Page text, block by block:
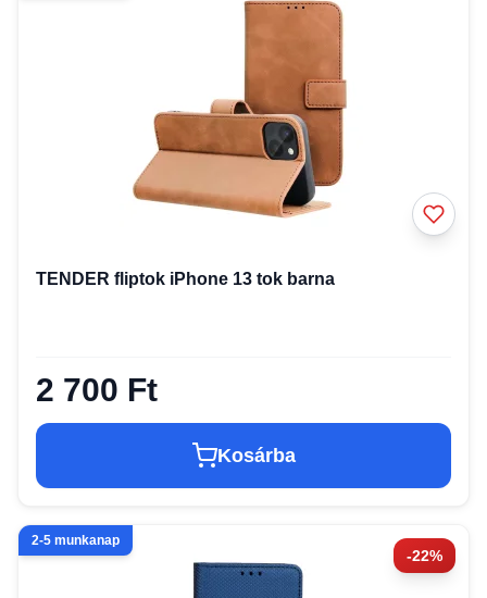
TENDER fliptok iPhone 13 tok barna
2 700 Ft
Kosárba
-22%
2-5 munkanap